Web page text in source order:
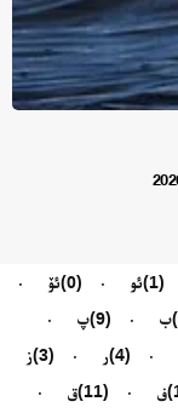
ئو (1) ئۆ
(0)
ب پ
(9)
ر (4) ز
(3)
ف ق
(11)